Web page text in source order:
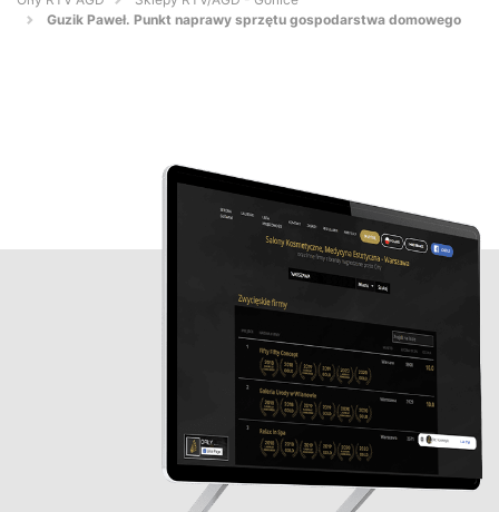
Guzik Paweł. Punkt naprawy sprzętu gospodarstwa domowego